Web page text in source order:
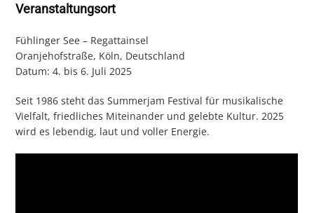
Veranstaltungsort
Fühlinger See – Regattainsel
Oranjehofstraße, Köln, Deutschland
Datum: 4. bis 6. Juli 2025
Seit 1986 steht das Summerjam Festival für musikalische
Vielfalt, friedliches Miteinander und gelebte Kultur. 2025
wird es lebendig, laut und voller Energie.